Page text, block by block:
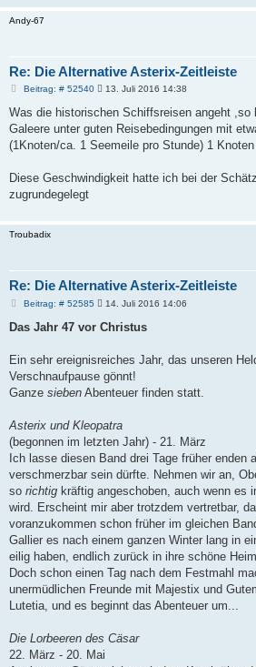
Andy-67
Re: Die Alternative Asterix-Zeitleiste
Beitrag: # 52540B
i
r
a
13. Juli 2016 14:38
Was die historischen Schiffsreisen angeht ,so
Galeere unter guten Reisebedingungen mit
(1Knoten/ca. 1 Seemeile pro Stunde) 1
Diese Geschwindigkeit hatte ich bei der
zugrundegelegt
Troubadix
Re: Die Alternative Asterix-Zeitleiste
Beitrag: # 52585B
i
a
14. Juli 2016 14:06
Das Jahr 47 vor Christus
Ein sehr ereignisreiches Jahr, das unseren
Verschnaufpause gönnt!
Ganze sieben Abenteuer finden statt.
Asterix und Kleopatra
(begonnen im letzten Jahr) - 21. März
Ich lasse diesen Band drei Tage früher enden
verschmerzbar sein dürfte. Nehmen wir an,
so richtig kräftig angeschoben, auch wenn es
wird. Erscheint mir aber trotzdem vertretbar,
voranzukommen schon früher im gleichen
Gallier es nach einem ganzen Winter lang in
eilig haben, endlich zurück in ihre schöne
Doch schon einen Tag nach dem Festmahl
unermüdlichen Freunde mit Majestix und
Lutetia, und es beginnt das Abenteuer um...
Die Lorbeeren des Cäsar
22. März - 20. Mai